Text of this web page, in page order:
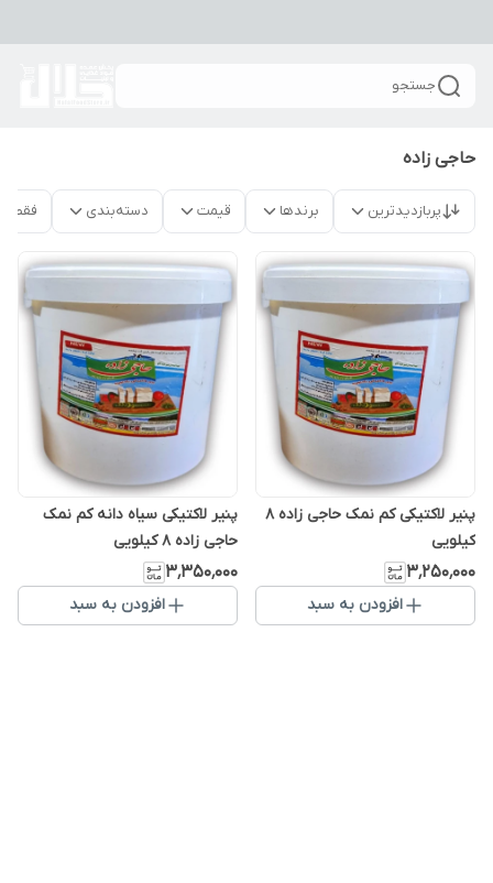
جستجو
حاجی زاده
پربازدیدترین برندها قیمت دسته‌بندی فقط
پنیر لاکتیکی کم نمک حاجی زاده ۸
کیلویی
۳٬۲۵۰٬۰۰۰
افزودن به سبد
پنیر لاکتیکی سیاه دانه کم نمک
حاجی زاده ۸ کیلویی
۳٬۳۵۰٬۰۰۰
افزودن به سبد